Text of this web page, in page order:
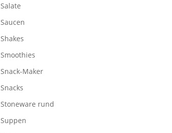
Salate
Saucen
Shakes
Smoothies
Snack-Maker
Snacks
Stoneware rund
Suppen